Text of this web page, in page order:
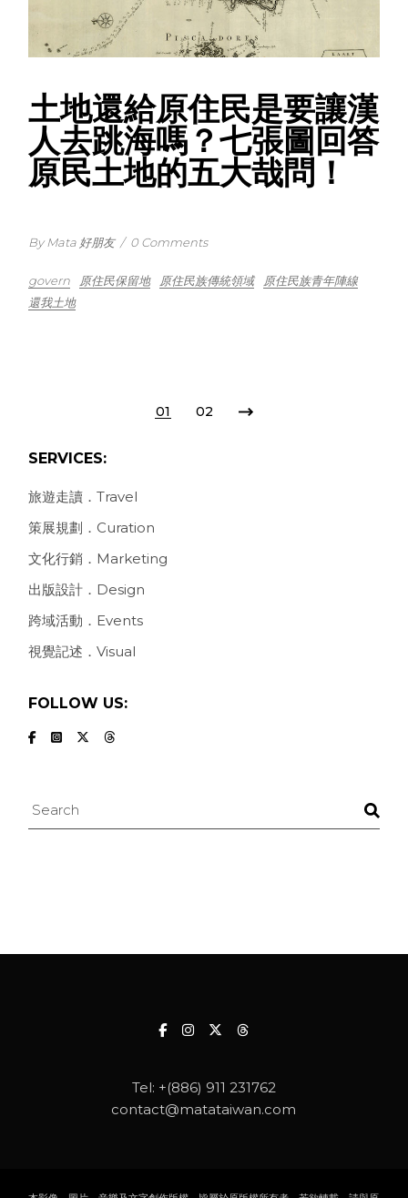
土地還給原住民是要讓漢
人去跳海嗎？七張圖回答
原民土地的五大哉問！
By Mata 好朋友 / 0 Comments
govern 原住民保留地 原住民族傳統領域
原住民族青年陣線
還我土地
PAGINATION
01 02
SERVICES:
旅遊走讀．Travel
策展規劃．Curation
文化行銷．Marketing
出版設計．Design
跨域活動．Events
視覺記述．Visual
FOLLOW US:
Search
Tel: +(886) 911 231762
contact@matataiwan.com